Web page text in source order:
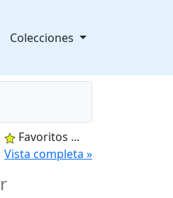
Colecciones
Favoritos ...
Vista completa »